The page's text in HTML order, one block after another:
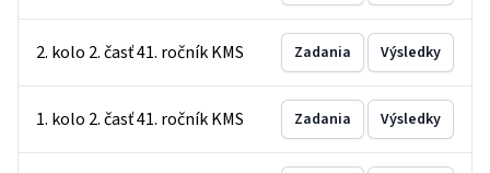
2. kolo 2. časť 41. ročník KMS Zadania Výsledky
1. kolo 2. časť 41. ročník KMS Zadania Výsledky